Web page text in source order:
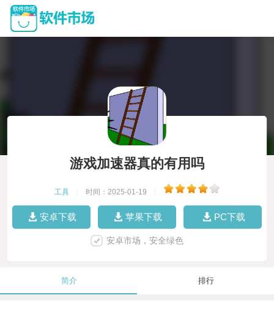
游戏加速器真的有用吗
工具 时间：2025-01-19
安卓下载 苹果下载 PC下载
安卓市场，安全绿色
简介 排行